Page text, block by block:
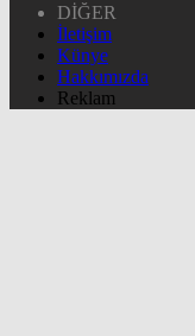
DİĞER
İletişim
Künye
Hakkımızda
Reklam